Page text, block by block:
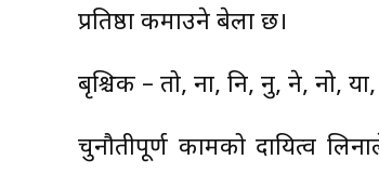
प्रतिष्ठा कमाउने बेला छ।
बृश्चिक – तो, ना, नि, नु, ने, नो,
चुनौतीपूर्ण कामको दायित्व